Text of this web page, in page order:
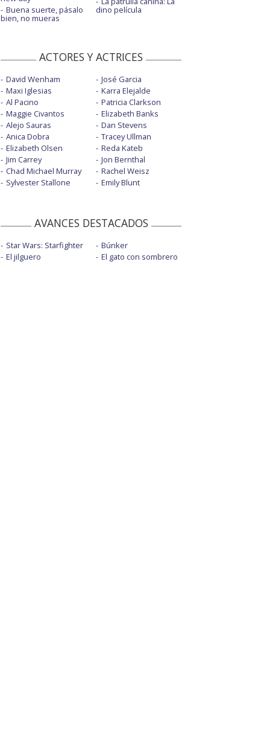
Buena suerte, pásalo
bien, no mueras
dino película
ACTORES Y ACTRICES
David Wenham
Maxi Iglesias
Al Pacino
Maggie Civantos
Alejo Sauras
Anica Dobra
Elizabeth Olsen
Jim Carrey
Chad Michael Murray
Sylvester Stallone
José Garcia
Karra Elejalde
Patricia Clarkson
Elizabeth Banks
Dan Stevens
Tracey Ullman
Reda Kateb
Jon Bernthal
Rachel Weisz
Emily Blunt
AVANCES DESTACADOS
Star Wars: Starfighter
El jilguero
Búnker
El gato con sombrero